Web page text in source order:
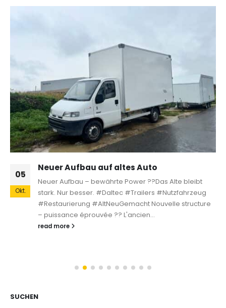
05
Okt.
Neuer Aufbau auf altes Auto
Neuer Aufbau – bewährte Power ??Das Alte bleibt
stark. Nur besser. #Daltec #Trailers #Nutzfahrzeug
#Restaurierung #AltNeuGemacht Nouvelle structure
– puissance éprouvée ?? L'ancien...
read more
SUCHEN